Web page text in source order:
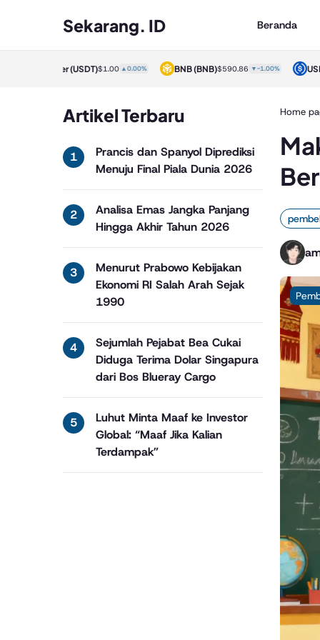
Sekarang. ID Beranda
BNB(BNB) $590.86 ▼-1.00% USDC(USDC)$1.00 ▲0.00%
Artikel Terbaru
Prancis dan Spanyol Diprediksi
Menuju Final Piala Dunia 2026
Analisa Emas Jangka Panjang
Hingga Akhir Tahun 2026
Menurut Prabowo Kebijakan
Ekonomi RI Salah Arah Sejak
1990
Sejumlah Pejabat Bea Cukai
Diduga Terima Dolar Singapura
dari Bos Blueray Cargo
Luhut Minta Maaf ke Investor
Global: “Maaf Jika Kalian
Terdampak”
Home